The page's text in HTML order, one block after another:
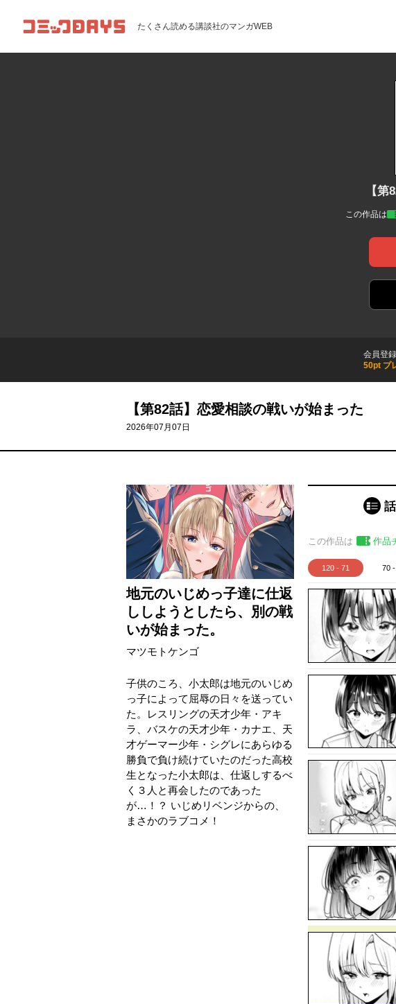
コミックDAYS たくさん読める講談社のマンガWEB
【
この作品は
会員登
50pt プ
【第82話】恋愛相談の戦いが始まった
2026年07月07日
地元のいじめっ子達に仕返
ししようとしたら、別の戦
いが始まった。
マツモトケンゴ
子供のころ、小太郎は地元のいじめ
っ子によって屈辱の日々を送ってい
た。レスリングの天才少年・アキ
ラ、バスケの天才少年・カナエ、天
才ゲーマー少年・シグレにあらゆる
勝負で負け続けていたのだった高校
生となった小太郎は、仕返しするべ
く３人と再会したのであった
が…！？ いじめリベンジからの、
まさかのラブコメ！
この作品は 作品
120 - 71 70 -